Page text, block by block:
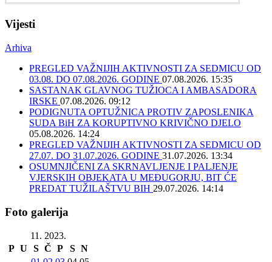
Vijesti
Arhiva
PREGLED VAŽNIJIH AKTIVNOSTI ZA SEDMICU OD
03.08. DO 07.08.2026. GODINE 07.08.2026. 15:35
SASTANAK GLAVNOG TUŽIOCA I AMBASADORA
IRSKE 07.08.2026. 09:12
PODIGNUTA OPTUŽNICA PROTIV ZAPOSLENIKA
SUDA BiH ZA KORUPTIVNO KRIVIČNO DJELO
05.08.2026. 14:24
PREGLED VAŽNIJIH AKTIVNOSTI ZA SEDMICU OD
27.07. DO 31.07.2026. GODINE 31.07.2026. 13:34
OSUMNJIČENI ZA SKRNAVLJENJE I PALJENJE
VJERSKIH OBJEKATA U MEĐUGORJU, BIT ĆE
PREDAT TUŽILAŠTVU BIH 29.07.2026. 14:14
Foto galerija
11. 2023.
P U S Č P S N